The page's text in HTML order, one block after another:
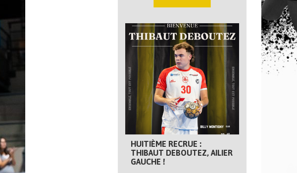
HUITIÈME RECRUE :
THIBAUT DEBOUTEZ, AILIER
GAUCHE !